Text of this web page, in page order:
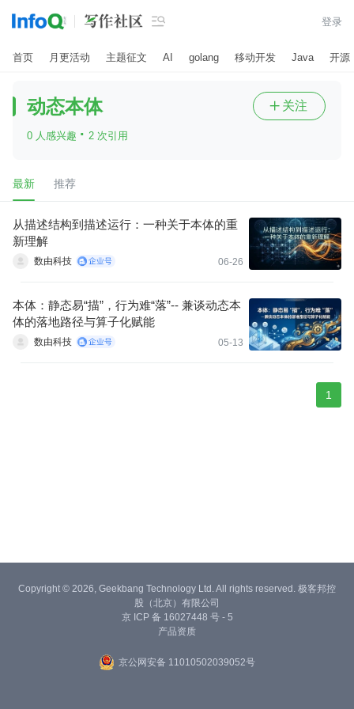
 登录
首页 月更活动 主题征文 AI golang 移动开发 Java 开源
动态本体
0 人感兴趣 · 2 次引用
 关注
最新 推荐
从描述结构到描述运行：一种关于本体的重
新理解
数由科技 06-26
本体：静态易“描”，行为难“落”-- 兼谈动态本
体的落地路径与算子化赋能
数由科技 05-13
1
Copyright © 2026, Geekbang Technology Ltd. All rights reserved. 极客邦控
股（北京）有限公司
京 ICP 备 16027448 号 - 5
产品资质
京公网安备 11010502039052号